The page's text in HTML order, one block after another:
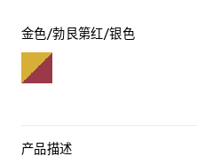
金色/勃艮第红/银色
产品描述